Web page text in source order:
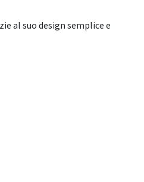
al suo design semplice e